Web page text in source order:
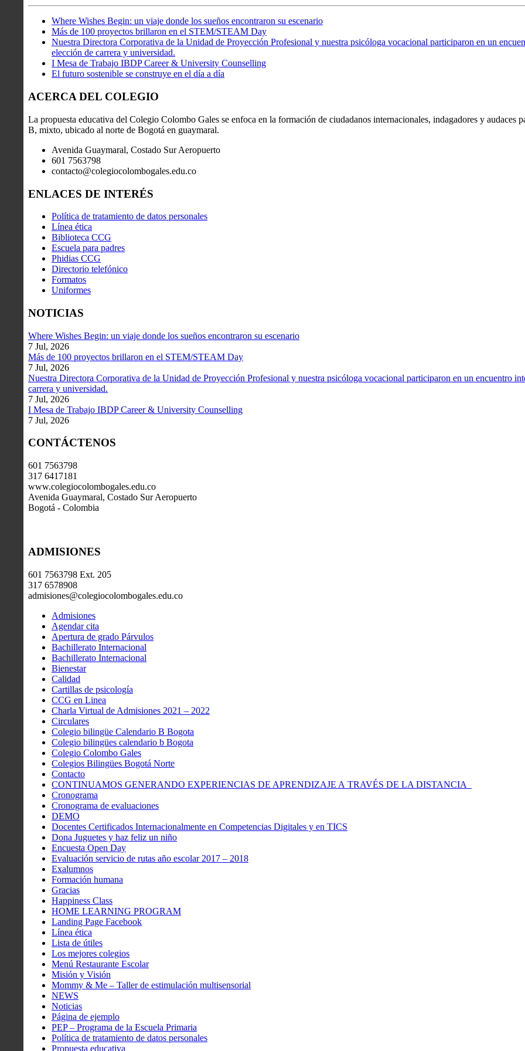
Where Wishes Begin: un viaje donde los sueños encontraron su escenario
Más de 100 proyectos brillaron en el STEM/STEAM Day
Nuestra Directora Corporativa de la Unidad de Proyección Profesional y nuestra psicóloga vocacional participaron en un
elección de carrera y universidad.
I Mesa de Trabajo IBDP Career & University Counselling
El futuro sostenible se construye en el día a día
ACERCA DEL COLEGIO
La propuesta educativa del Colegio Colombo Gales se enfoca en la formación de ciudadanos internacionales, indagadores y
B, mixto, ubicado al norte de Bogotá en guaymaral.
Avenida Guaymaral, Costado Sur Aeropuerto
601 7563798
contacto@colegiocolombogales.edu.co
ENLACES DE INTERÉS
Política de tratamiento de datos personales
Línea ética
Biblioteca CCG
Escuela para padres
Phidias CCG
Directorio telefónico
Formatos
Uniformes
NOTICIAS
Where Wishes Begin: un viaje donde los sueños encontraron su escenario
7 Jul, 2026
Más de 100 proyectos brillaron en el STEM/STEAM Day
7 Jul, 2026
Nuestra Directora Corporativa de la Unidad de Proyección Profesional y nuestra psicóloga vocacional participaron en un encuentro
carrera y universidad.
7 Jul, 2026
I Mesa de Trabajo IBDP Career & University Counselling
7 Jul, 2026
CONTÁCTENOS
601 7563798
317 6417181
www.colegiocolombogales.edu.co
Avenida Guaymaral, Costado Sur Aeropuerto
Bogotá - Colombia
ADMISIONES
601 7563798 Ext. 205
317 6578908
admisiones@colegiocolombogales.edu.co
Admisiones
Agendar cita
Apertura de grado Párvulos
Bachillerato Internacional
Bachillerato Internacional
Bienestar
Calidad
Cartillas de psicología
CCG en Linea
Charla Virtual de Admisiones 2021 – 2022
Circulares
Colegio bilingüe Calendario B Bogota
Colegio bilingües calendario b Bogota
Colegio Colombo Gales
Colegios Bilingües Bogotá Norte
Contacto
CONTINUAMOS GENERANDO EXPERIENCIAS DE APRENDIZAJE A TRAVÉS DE LA DISTANCIA
Cronograma
Cronograma de evaluaciones
DEMO
Docentes Certificados Internacionalmente en Competencias Digitales y en TICS
Dona Juguetes y haz feliz un niño
Encuesta Open Day
Evaluación servicio de rutas año escolar 2017 – 2018
Exalumnos
Formación humana
Gracias
Happiness Class
HOME LEARNING PROGRAM
Landing Page Facebook
Línea ética
Lista de útiles
Los mejores colegios
Menú Restaurante Escolar
Misión y Visión
Mommy & Me – Taller de estimulación multisensorial
NEWS
Noticias
Página de ejemplo
PEP – Programa de la Escuela Primaria
Política de tratamiento de datos personales
Propuesta educativa